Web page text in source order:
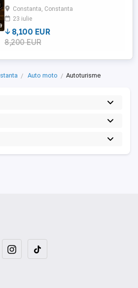
Constanta, Constanta
23 iulie
8,100 EUR
8,200 EUR
Auto moto Autoturisme